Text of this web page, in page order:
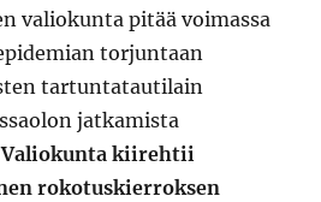
valiokunta pitää voimassa
torjuntaan
tartuntatautilain
jatkamista
Valiokunta kiirehtii
rokotuskierroksen